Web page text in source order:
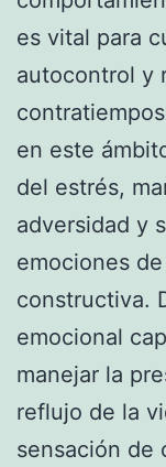
es vital para
autocontrol y
en este
del estrés,
adversidad y
emociones
constructiva.
emocional
manejar la
reflujo de la
sensación de